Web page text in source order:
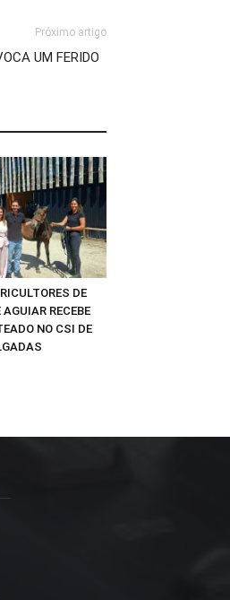
Próximo artigo
UM FERIDO
DE
RECEBE
NO CSI DE